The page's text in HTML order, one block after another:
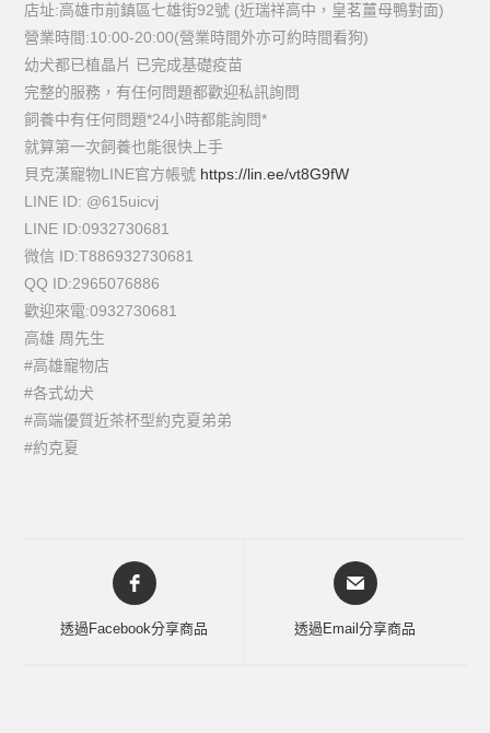
店址:高雄市前鎮區七雄街92號 (近瑞祥高中，皇茗薑母鴨對面)
營業時間:10:00-20:00(營業時間外亦可約時間看狗)
幼犬都已植晶片 已完成基礎疫苗
完整的服務，有任何問題都歡迎私訊詢問
飼養中有任何問題*24小時都能詢問*
就算第一次飼養也能很快上手
貝克漢寵物LINE官方帳號 https://lin.ee/vt8G9fW
LINE ID: @615uicvj
LINE ID:0932730681
微信 ID:T886932730681
QQ ID:2965076886
歡迎來電:0932730681
高雄 周先生
#高雄寵物店
#各式幼犬
#高端優質近茶杯型約克夏弟弟
#約克夏
透過Facebook分享商品 透過Email分享商品